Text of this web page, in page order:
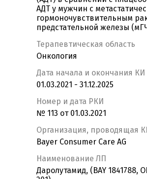
АДТ у мужчин с
гормоночувствительным
предстательной железы
Терапевтическая область
Онкология
Дата начала и окончания КИ
01.03.2021 - 31.12.2025
Номер и дата РКИ
№ 113 от 01.03.2021
Организация, проводящая
Bayer Consumer Care AG
Наименование ЛП
Даролутамид, (BAY 1841788,